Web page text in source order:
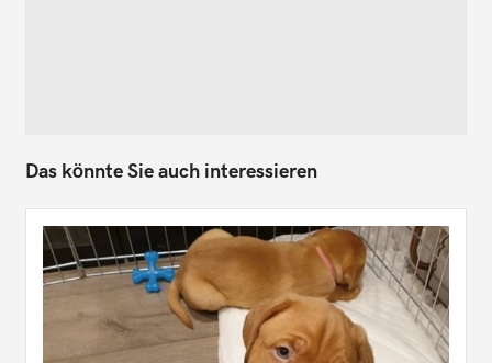
Das könnte Sie auch interessieren